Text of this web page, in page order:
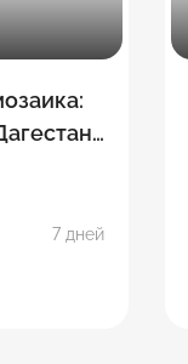
7 дней